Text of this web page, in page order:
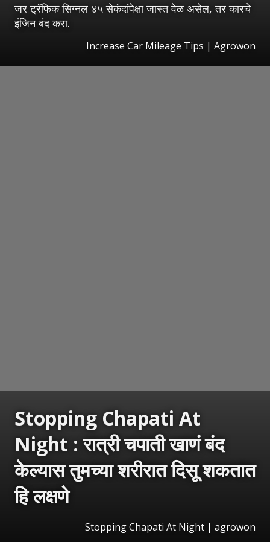
जर ट्रॅफिक सिग्नल ४५ सेकंदांपेक्षा जास्त वेळ असेल, तर कारचे
इंजिन बंद करा.
Increase Car Mileage Tips | Agrowon
Stopping Chapati At
Night : रात्री चपाती खाणं बंद
केल्यास तुमच्या शरीरात दिसू शकतात
हि लक्षणे
Stopping Chapati At Night | agrowon